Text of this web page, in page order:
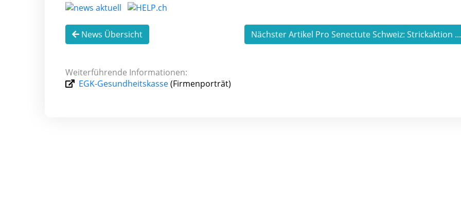
News Übersicht Nächster Artikel Pro Senectute Schweiz: Strickaktion
Weiterführende Informationen:
EGK-Gesundheitskasse(Firmenporträt)